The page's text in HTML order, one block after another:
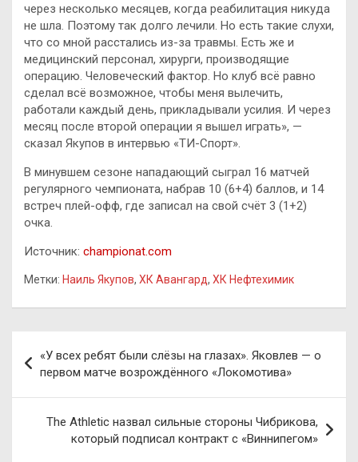
через несколько месяцев, когда реабилитация никуда
не шла. Поэтому так долго лечили. Но есть такие слухи,
что со мной расстались из-за травмы. Есть же и
медицинский персонал, хирурги, производящие
операцию. Человеческий фактор. Но клуб всё равно
сделал всё возможное, чтобы меня вылечить,
работали каждый день, прикладывали усилия. И через
месяц после второй операции я вышел играть», —
сказал Якупов в интервью «ТИ-Спорт».
В минувшем сезоне нападающий сыграл 16 матчей
регулярного чемпионата, набрав 10 (6+4) баллов, и 14
встреч плей-офф, где записал на свой счёт 3 (1+2)
очка.
Источник: championat.com
Метки: Наиль Якупов, ХК Авангард, ХК Нефтехимик
по
записям
«У всех ребят были слёзы на глазах». Яковлев — о
первом матче возрождённого «Локомотива»
The Athletic назвал сильные стороны Чибрикова,
который подписал контракт с «Виннипегом»